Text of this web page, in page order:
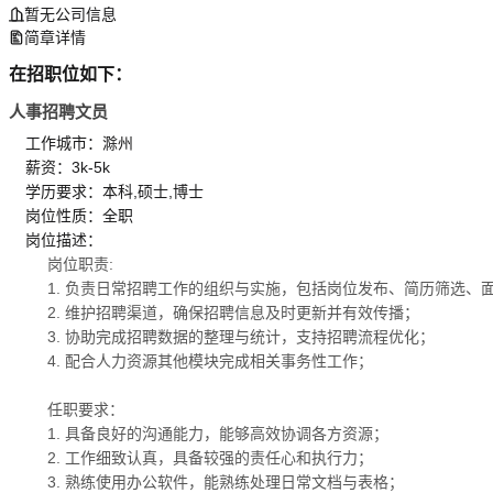
暂无公司信息
简章详情
在招职位如下：
人事招聘文员
工作城市：滁州
薪资：3k-5k
学历要求：本科,硕士,博士
岗位性质：全职
岗位描述：
岗位职责:
1. 负责日常招聘工作的组织与实施，包括岗位发布、简历筛选、
2. 维护招聘渠道，确保招聘信息及时更新并有效传播；
3. 协助完成招聘数据的整理与统计，支持招聘流程优化；
4. 配合人力资源其他模块完成相关事务性工作；
任职要求：
1. 具备良好的沟通能力，能够高效协调各方资源；
2. 工作细致认真，具备较强的责任心和执行力；
3. 熟练使用办公软件，能熟练处理日常文档与表格；